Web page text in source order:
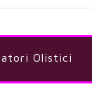
Olistici